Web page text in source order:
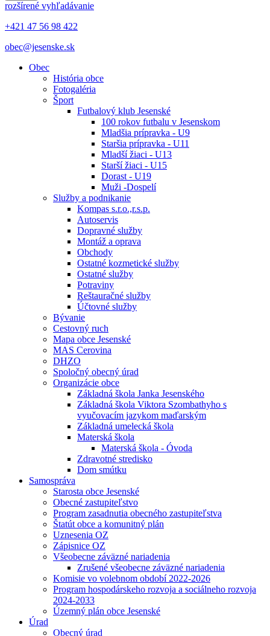
rozšírené vyhľadávanie
+421 47 56 98 422
obec@jesenske.sk
Obec
História obce
Fotogaléria
Šport
Futbalový klub Jesenské
100 rokov futbalu v Jesenskom
Mladšia prípravka - U9
Staršia prípravka - U11
Mladší žiaci - U13
Starší žiaci - U15
Dorast - U19
Muži -Dospelí
Služby a podnikanie
Kompas s.r.o.,r.s.p.
Autoservis
Dopravné služby
Montáž a oprava
Obchody
Ostatné kozmetické služby
Ostatné služby
Potraviny
Reštauračné služby
Účtovné služby
Bývanie
Cestovný ruch
Mapa obce Jesenské
MAS Cerovina
DHZO
Spoločný obecný úrad
Organizácie obce
Základná škola Janka Jesenského
Základná škola Viktora Szombathyho s
vyučovacím jazykom maďarským
Základná umelecká škola
Materská škola
Materská škola - Óvoda
Zdravotné stredisko
Dom smútku
Samospráva
Starosta obce Jesenské
Obecné zastupiteľstvo
Program zasadnutia obecného zastupiteľstva
Štatút obce a komunitný plán
Uznesenia OZ
Zápisnice OZ
Všeobecne záväzné nariadenia
Zrušené všeobecne záväzné nariadenia
Komisie vo volebnom období 2022-2026
Program hospodárskeho rozvoja a sociálneho rozvoja
2024-2033
Územný plán obce Jesenské
Úrad
Obecný úrad